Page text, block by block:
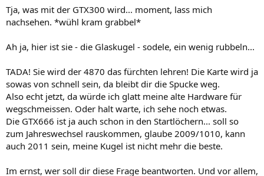
Tja, was mit der GTX300 wird... moment, lass mich
nachsehen. *wühl kram grabbel*
Ah ja, hier ist sie - die Glaskugel - sodele, ein wenig rubbeln...
TADA! Sie wird der 4870 das fürchten lehren! Die Karte wird ja
sowas von schnell sein, da bleibt dir die Spucke weg.
Also echt jetzt, da würde ich glatt meine alte Hardware für
wegschmeissen. Oder halt warte, ich sehe noch etwas.
Die GTX666 ist ja auch schon in den Startlöchern... soll so
zum Jahreswechsel rauskommen, glaube 2009/1010, kann
auch 2011 sein, meine Kugel ist nicht mehr die beste.
Im ernst, wer soll dir diese Frage beantworten. Und vor allem,